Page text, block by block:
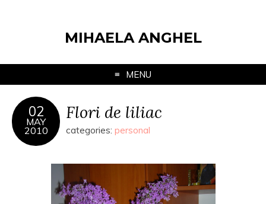
MIHAELA ANGHEL
MENU
02
MAY
2010
Flori de liliac
categories: personal